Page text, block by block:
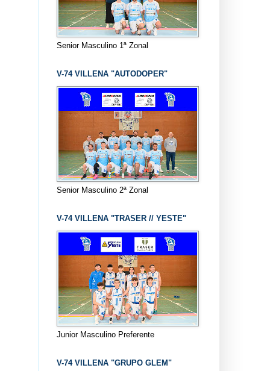
Senior Masculino 1ª Zonal
V-74 VILLENA "AUTODOPER"
Senior Masculino 2ª Zonal
V-74 VILLENA "TRASER // YESTE"
Junior Masculino Preferente
V-74 VILLENA "GRUPO GLEM"